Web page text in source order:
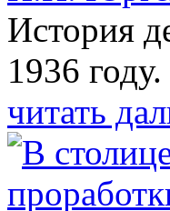
История
1936 году.
читать